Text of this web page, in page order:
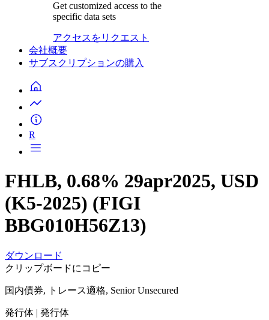
Get customized access to the
specific data sets
アクセスをリクエスト
会社概要
サブスクリプションの購入
R
FHLB, 0.68% 29apr2025, USD
(K5-2025) (FIGI
BBG010H56Z13)
ダウンロード
クリップボードにコピー
国内債券, トレース適格, Senior Unsecured
発行体 | 発行体